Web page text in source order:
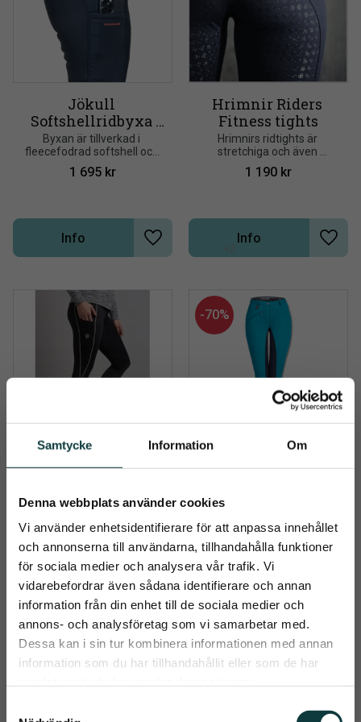
Samtycke Information Om
Denna webbplats använder cookies
Vi använder enhetsidentifierare för att anpassa innehållet
och annonserna till användarna, tillhandahålla funktioner
för sociala medier och analysera vår trafik. Vi
vidarebefordrar även sådana identifierare och annan
information från din enhet till de sociala medier och
annons- och analysföretag som vi samarbetar med.
Dessa kan i sin tur kombinera informationen med annan
information som du har tillhandahållit eller som de har
Jökull
Softshellridbyxa
Karlslund
Byxan är tillverkad i
fleecefodrad softshell och
är vind och
vattenavvisande. Modellen
benlängd
1 695 kr
Lägg till i önskelista
Info
Hrimnir Riders
Fitness tights
Hrimnirs ridtights är
stretchiga och även
atletiskt inspirerade i både
design samt komfort
1 190 kr
Lägg
Info
Jade tech
Mountain Horse
Mountain Horse
töjbart tyg med fleece inuti.
Reflekterande ränder på
höger ben
Lägg till i önskelista
Info
Ridbyxa Micro
Ridbyxa från Waldhausen
har ett slätt
smutsavvisande tyg på ut
300 kr
70%
Info
Prenumerera på Emmishopens
nyhetsbrev
Det allra senaste direkt i din inkorg